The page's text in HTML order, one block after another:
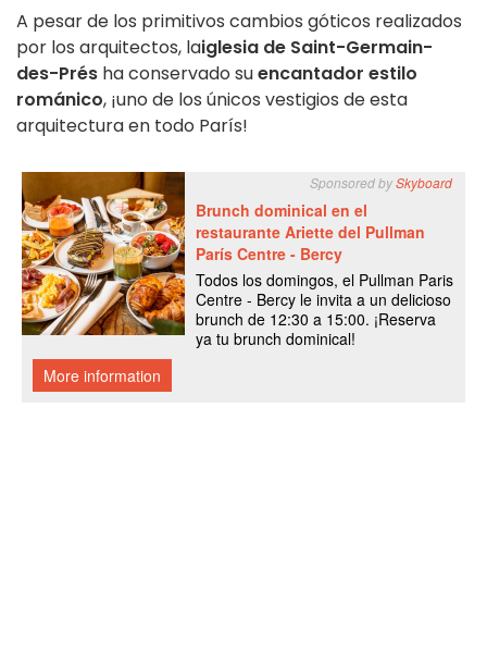
A pesar de los primitivos cambios góticos realizados
por los arquitectos, laiglesia de Saint-Germain-
des-Prés ha conservado suencantador estilo
románico, ¡uno de los únicos vestigios de esta
arquitectura en todo París!